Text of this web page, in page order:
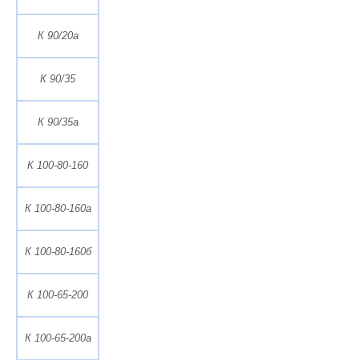
К 90/20а
К 90/35
К 90/35а
К 100-80-160
К 100-80-160а
К 100-80-160б
К 100-65-200
К 100-65-200а